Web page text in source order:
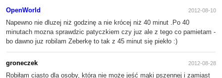
OpenWorld 2012-08-10
Napewno nie dluzej niż godzinę a nie krócej niż 40 minut .Po 40
minutach mozna sprawdzic patyczkiem czy juz ale z tego co pamietam -
bo dawno juz robilam Zeberkę to tak z 45 minut się piekło :)
groneczek 2012-08-28
Robiłam ciasto dla osoby, która nie może jeść mąki pszennej i zamiast